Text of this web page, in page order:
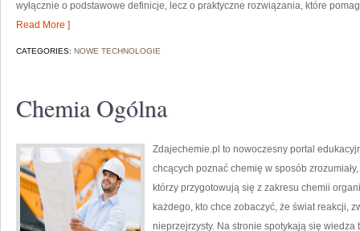
wyłącznie o podstawowe definicje, lecz o praktyczne rozwiązania, które
Read More ]
CATEGORIES: NOWE TECHNOLOGIE
Chemia Ogólna
Zdajechemie.pl to nowoczesny portal
chcących poznać chemię w sposób
którzy przygotowują się z zakresu chemii
każdego, kto chce zobaczyć, że świat reakcji,
nieprzejrzysty. Na stronie spotykają się